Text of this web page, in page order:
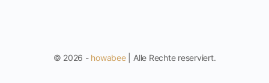
© 2026 - howabee| Alle Rechte reserviert.